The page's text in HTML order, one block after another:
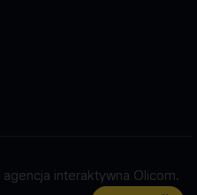
agencja interaktywna Olicom.